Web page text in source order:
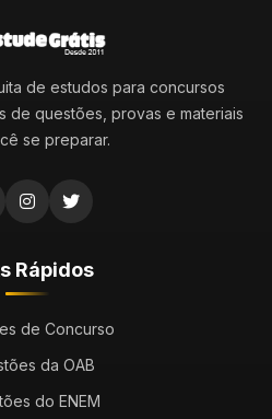
de estudos para concursos
de questões, provas e materiais
se preparar.
Rápidos
de Concurso
da OAB
do ENEM